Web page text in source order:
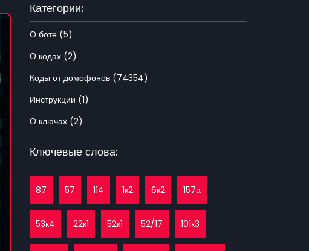
Категории:
О боте (5)
О кодах (2)
Коды от домофонов (74354)
Инструкции (1)
О ключах (2)
Ключевые слова:
87 57 114 1к2 6к2 157а
53к4 22к1 52к1 52/17 101к3